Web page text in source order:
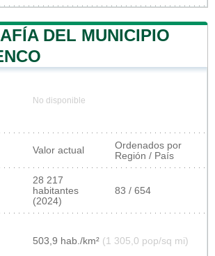
DEL MUNICIPIO
No disponible
Valor actual
Ordenados por
Región / País
28 217
habitantes
(2024)
83 / 654
503,9 hab./km² (1 305,0 pop/sq mi)